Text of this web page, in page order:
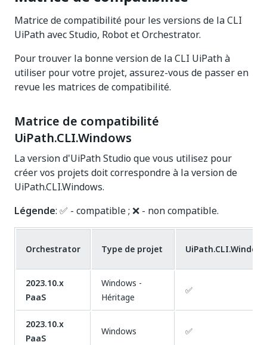
Matrice de compatibilité pour les versions de la CLI
UiPath avec Studio, Robot et Orchestrator.
Pour trouver la bonne version de la CLI UiPath à
utiliser pour votre projet, assurez-vous de passer en
revue les matrices de compatibilité.
Matrice de compatibilité
UiPath.CLI.Windows
La version d'UiPath Studio que vous utilisez pour
créer vos projets doit correspondre à la version de
UiPath.CLI.Windows.
Légende: ✅ - compatible ; ❌ - non compatible.
Orchestrator Type de projet
2023.10.x
PaaS
Windows -
Héritage
✅
2023.10.x
PaaS
Windows ✅